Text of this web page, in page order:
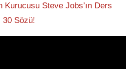
Kurucusu Steve Jobs’ın Ders
30 Sözü!